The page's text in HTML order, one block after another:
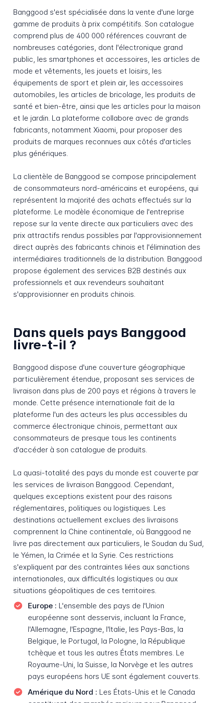
Banggood s'est spécialisée dans la vente d'une large
gamme de produits à prix compétitifs. Son catalogue
comprend plus de 400 000 références couvrant de
nombreuses catégories, dont l'électronique grand
public, les smartphones et accessoires, les articles de
mode et vêtements, les jouets et loisirs, les
équipements de sport et plein air, les accessoires
automobiles, les articles de bricolage, les produits de
santé et bien-être, ainsi que les articles pour la maison
et le jardin. La plateforme collabore avec de grands
fabricants, notamment Xiaomi, pour proposer des
produits de marques reconnues aux côtés d'articles
plus génériques.
La clientèle de Banggood se compose principalement
de consommateurs nord-américains et européens, qui
représentent la majorité des achats effectués sur la
plateforme. Le modèle économique de l'entreprise
repose sur la vente directe aux particuliers avec des
prix attractifs rendus possibles par l'approvisionnement
direct auprès des fabricants chinois et l'élimination des
intermédiaires traditionnels de la distribution. Banggood
propose également des services B2B destinés aux
professionnels et aux revendeurs souhaitant
s'approvisionner en produits chinois.
Dans quels pays Banggood
livre-t-il ?
Banggood dispose d'une couverture géographique
particulièrement étendue, proposant ses services de
livraison dans plus de 200 pays et régions à travers le
monde. Cette présence internationale fait de la
plateforme l'un des acteurs les plus accessibles du
commerce électronique chinois, permettant aux
consommateurs de presque tous les continents
d'accéder à son catalogue de produits.
La quasi-totalité des pays du monde est couverte par
les services de livraison Banggood. Cependant,
quelques exceptions existent pour des raisons
réglementaires, politiques ou logistiques. Les
destinations actuellement exclues des livraisons
comprennent la Chine continentale, où Banggood ne
livre pas directement aux particuliers, le Soudan du Sud,
le Yémen, la Crimée et la Syrie. Ces restrictions
s'expliquent par des contraintes liées aux sanctions
internationales, aux difficultés logistiques ou aux
situations géopolitiques de ces territoires.
Europe : L'ensemble des pays de l'Union
européenne sont desservis, incluant la France,
l'Allemagne, l'Espagne, l'Italie, les Pays-Bas, la
Belgique, le Portugal, la Pologne, la République
tchèque et tous les autres États membres. Le
Royaume-Uni, la Suisse, la Norvège et les autres
pays européens hors UE sont également couverts.
Amérique du Nord : Les États-Unis et le Canada